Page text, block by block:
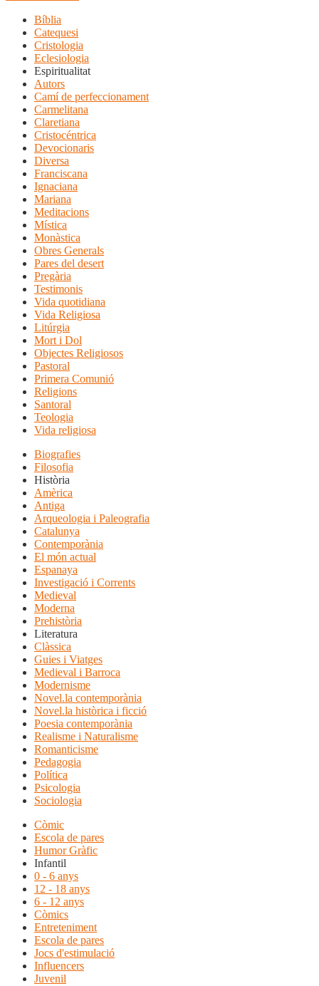
Bíblia
Catequesi
Cristologia
Eclesiologia
Espiritualitat
Autors
Camí de perfeccionament
Carmelitana
Claretiana
Cristocéntrica
Devocionaris
Diversa
Franciscana
Ignaciana
Mariana
Meditacions
Mística
Monàstica
Obres Generals
Pares del desert
Pregària
Testimonis
Vida quotidiana
Vida Religiosa
Litúrgia
Mort i Dol
Objectes Religiosos
Pastoral
Primera Comunió
Religions
Santoral
Teologia
Vida religiosa
Biografies
Filosofia
Història
Amèrica
Antiga
Arqueologia i Paleografia
Catalunya
Contemporània
El món actual
Espanaya
Investigació i Corrents
Medieval
Moderna
Prehistòria
Literatura
Clàssica
Guies i Viatges
Medieval i Barroca
Modernisme
Novel.la contemporània
Novel.la històrica i ficció
Poesia contemporània
Realisme i Naturalisme
Romanticisme
Pedagogia
Política
Psicologia
Sociologia
Còmic
Escola de pares
Humor Gràfic
Infantil
0 - 6 anys
12 - 18 anys
6 - 12 anys
Còmics
Entreteniment
Escola de pares
Jocs d'estimulació
Influencers
Juvenil